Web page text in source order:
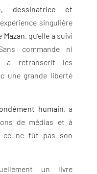
dessinatrice et
singulière
Mazan, qu’elle a suivi
commande ni
a retranscrit les
une grande liberté
humain, a
de médias et à
ce ne fût pas son
un livre